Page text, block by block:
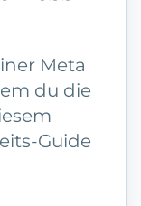
Meta
du die
Guide